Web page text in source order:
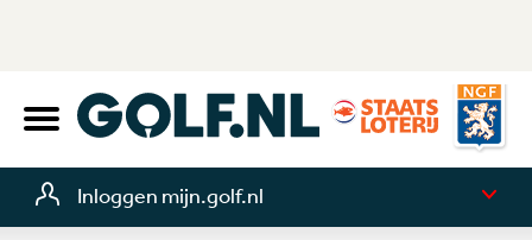
Inloggen mijn.golf.nl